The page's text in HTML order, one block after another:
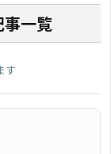
一覧
す